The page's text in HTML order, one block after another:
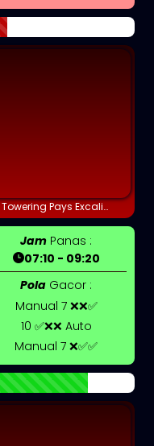
Towering Pays Excalibur
Jam Panas :
07:10 - 09:20
Pola Gacor :
Manual 7 ❌❌✅
10 ✅❌❌ Auto
Manual 7 ❌✅✅